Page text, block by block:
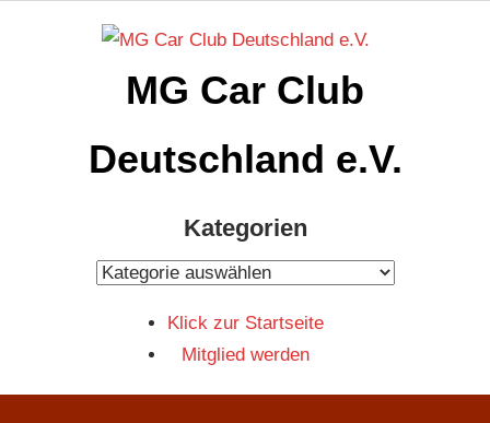
MG Car Club
Deutschland e.V.
Kategorien
Kategorien
Klick zur Startseite
Mitglied werden